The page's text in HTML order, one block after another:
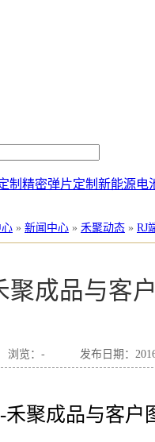
制 精密弹片定制 新能源电
» 新闻中心 » 禾聚动态 » RJ
聚成品与客
浏览： - 发布日期：
禾聚成品与客户